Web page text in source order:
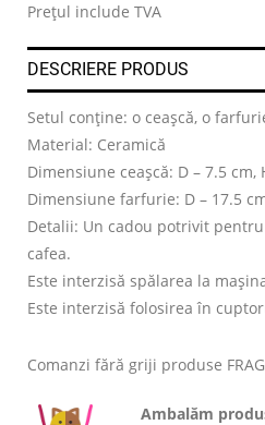
Prețul include TVA
DESCRIERE PRODUS
Setul conține: o ceașcă, o
Material: Ceramică
Dimensiune ceașcă: D – 7.5 cm,
Dimensiune farfurie: D – 17.5
Detalii: Un cadou potrivit
cafea.
Este interzisă spălarea la
Este interzisă folosirea în
Comanzi fără griji produse
Ambalăm